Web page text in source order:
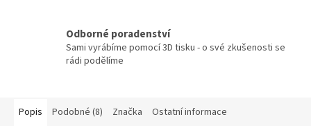
Odborné poradenství
Sami vyrábíme pomocí 3D tisku - o své zkušenosti se
rádi podělíme
Popis Podobné (8) Značka Ostatní informace